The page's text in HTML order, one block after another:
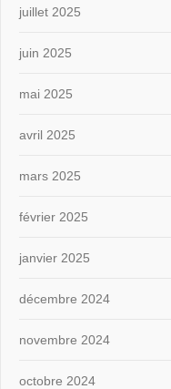
juillet 2025
juin 2025
mai 2025
avril 2025
mars 2025
février 2025
janvier 2025
décembre 2024
novembre 2024
octobre 2024